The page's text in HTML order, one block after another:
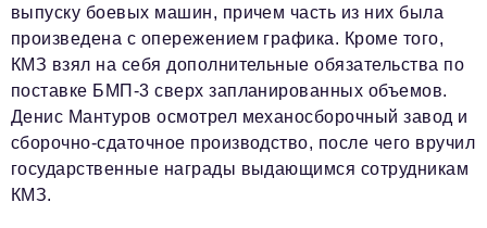
выпуску боевых машин, причем часть из них была
произведена с опережением графика. Кроме того,
КМЗ взял на себя дополнительные обязательства по
поставке БМП-3 сверх запланированных объемов.
Денис Мантуров осмотрел механосборочный завод и
сборочно-сдаточное производство, после чего вручил
государственные награды выдающимся сотрудникам
КМЗ.